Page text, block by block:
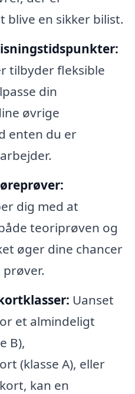
blive en sikker bilist.
tilbyder fleksible
din
øvrige
enten du er
dig med at
teoriprøven og
øger dine chancer
Uanset
et almindeligt
B),
(klasse A), eller
kan en